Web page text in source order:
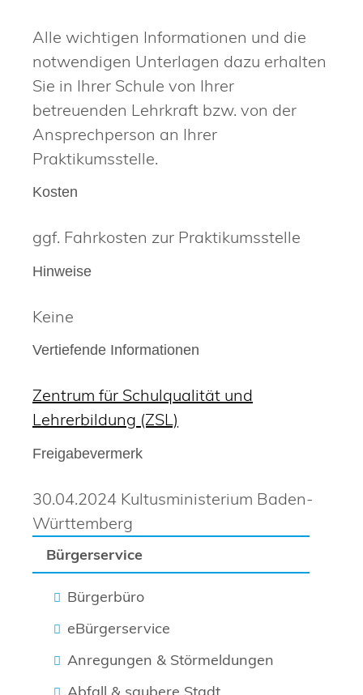
Bürgerservice
Bürgerbüro
eBürgerservice
Anregungen & Störmeldungen
Abfall & saubere Stadt
Alle wichtigen Informationen und die
notwendigen Unterlagen dazu erhalten
Sie in Ihrer Schule von Ihrer
betreuenden Lehrkraft bzw. von der
Ansprechperson an Ihrer
Praktikumsstelle.
Kosten
ggf. Fahrkosten zur Praktikumsstelle
Hinweise
Keine
Vertiefende Informationen
Zentrum für Schulqualität und
Lehrerbildung (ZSL)
Freigabevermerk
30.04.2024 Kultusministerium Baden-
Württemberg